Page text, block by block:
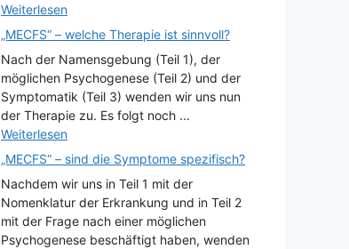
Weiterlesen
„MECFS“ – welche Therapie ist sinnvoll?
Nach der Namensgebung (Teil 1), der
möglichen Psychogenese (Teil 2) und der
Symptomatik (Teil 3) wenden wir uns nun
der Therapie zu. Es folgt noch ...
Weiterlesen
„MECFS“ – sind die Symptome spezifisch?
Nachdem wir uns in Teil 1 mit der
Nomenklatur der Erkrankung und in Teil 2
mit der Frage nach einer möglichen
Psychogenese beschäftigt haben, wenden